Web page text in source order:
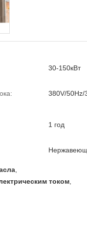
30-150кВт
380V/50Hz/
1 год
током